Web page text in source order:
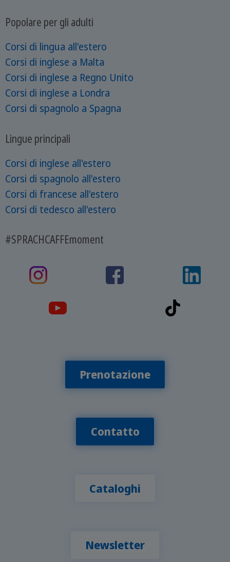
Popolare per gli adulti
Corsi di lingua all'estero
Corsi di inglese a Malta
Corsi di inglese a Regno Unito
Corsi di inglese a Londra
Corsi di spagnolo a Spagna
Lingue principali
Corsi di inglese all'estero
Corsi di spagnolo all'estero
Corsi di francese all'estero
Corsi di tedesco all'estero
#SPRACHCAFFEmoment
Prenotazione
Contatto
Cataloghi
Newsletter